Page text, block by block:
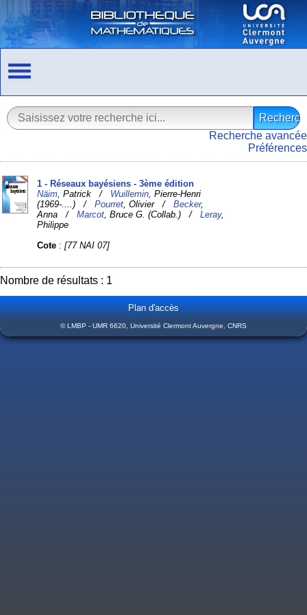
Recherche avancée
Préférences
1 - Réseaux bayésiens - 3ème édition
Näim , Patrick / Wuillemin , Pierre-Henri
(1969-....) /Pourret , Olivier /Becker,
Anna /Marcot , Bruce G. (Collab.) /Leray,
Philippe
Cote :[77 NAI 07]
Nombre de résultats : 1
Plan d'accès
© LMBP - UMR 6620, Université Clermont Auvergne, CNRS